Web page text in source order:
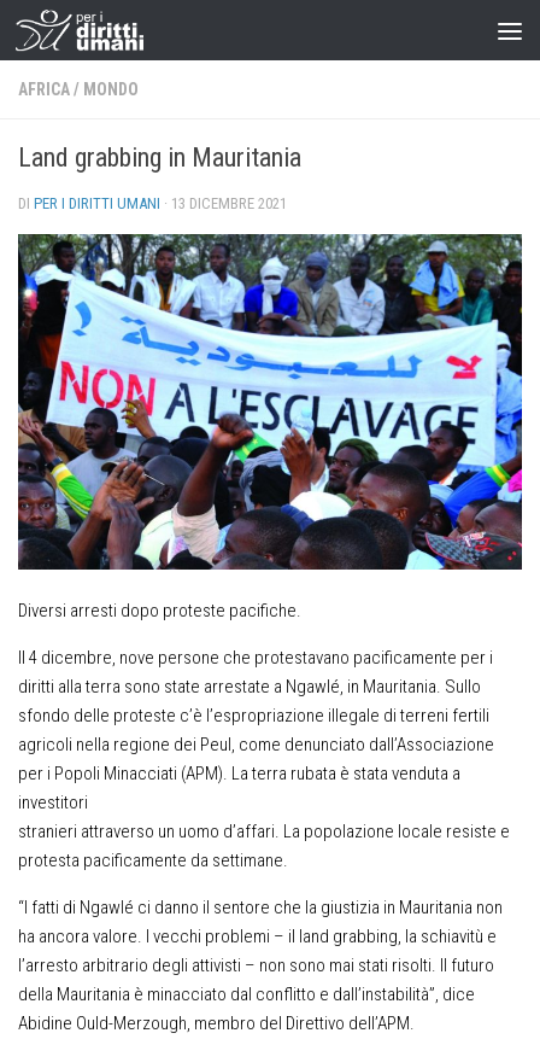
AFRICA/ MONDO
Land grabbing in Mauritania
DI PER I DIRITTI UMANI · 13 DICEMBRE 2021
Diversi arresti dopo proteste pacifiche.
Il 4 dicembre, nove persone che protestavano pacificamente per i
diritti alla terra sono state arrestate a Ngawlé, in Mauritania. Sullo
sfondo delle proteste c’è l’espropriazione illegale di terreni fertili
agricoli nella regione dei Peul, come denunciato dall’Associazione
per i Popoli Minacciati (APM). La terra rubata è stata venduta a
investitori
stranieri attraverso un uomo d’affari. La popolazione locale resiste e
protesta pacificamente da settimane.
“I fatti di Ngawlé ci danno il sentore che la giustizia in Mauritania non
ha ancora valore. I vecchi problemi – il land grabbing, la schiavitù e
l’arresto arbitrario degli attivisti – non sono mai stati risolti. Il futuro
della Mauritania è minacciato dal conflitto e dall’instabilità”, dice
Abidine Ould-Merzough, membro del Direttivo dell’APM.